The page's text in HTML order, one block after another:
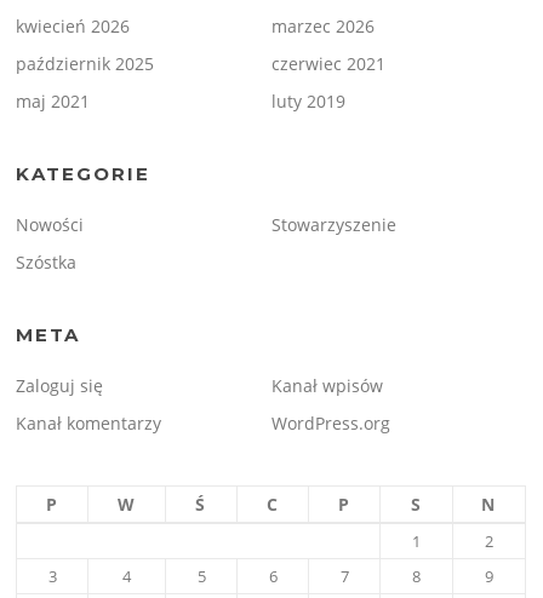
kwiecień 2026
marzec 2026
październik 2025
czerwiec 2021
maj 2021
luty 2019
KATEGORIE
Nowości
Stowarzyszenie
Szóstka
META
Zaloguj się
Kanał wpisów
Kanał komentarzy
WordPress.org
P W Ś C P S N
1
2
3
4 5 6 7 8 9